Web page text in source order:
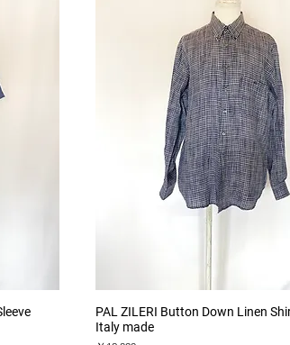
クイックビュー
PAL ZILERI Button Down Linen
Italy made